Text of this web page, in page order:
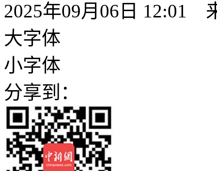
2025年09月06日 12:01
大字体
小字体
分享到：